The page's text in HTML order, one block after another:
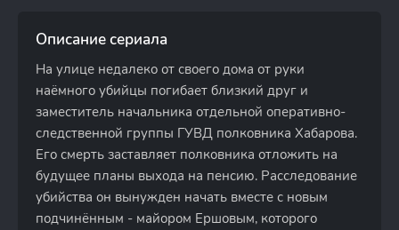
Описание сериала
На улице недалеко от своего дома от руки
наёмного убийцы погибает близкий друг и
заместитель начальника отдельной оперативно-
следственной группы ГУВД полковника Хабарова.
Его смерть заставляет полковника отложить на
будущее планы выхода на пенсию. Расследование
убийства он вынужден начать вместе с новым
подчинённым - майором Ершовым, которого